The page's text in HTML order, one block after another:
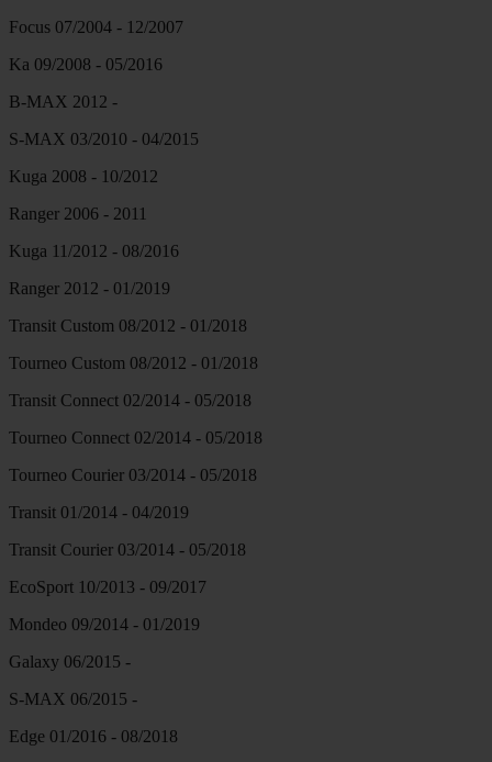
Focus 07/2004 - 12/2007
Ka 09/2008 - 05/2016
B-MAX 2012 -
S-MAX 03/2010 - 04/2015
Kuga 2008 - 10/2012
Ranger 2006 - 2011
Kuga 11/2012 - 08/2016
Ranger 2012 - 01/2019
Transit Custom 08/2012 - 01/2018
Tourneo Custom 08/2012 - 01/2018
Transit Connect 02/2014 - 05/2018
Tourneo Connect 02/2014 - 05/2018
Tourneo Courier 03/2014 - 05/2018
Transit 01/2014 - 04/2019
Transit Courier 03/2014 - 05/2018
EcoSport 10/2013 - 09/2017
Mondeo 09/2014 - 01/2019
Galaxy 06/2015 -
S-MAX 06/2015 -
Edge 01/2016 - 08/2018